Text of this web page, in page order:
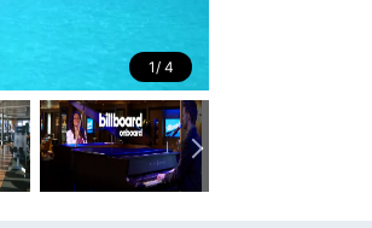
1 4